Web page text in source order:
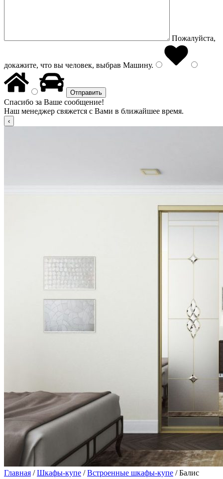
Пожалуйста,
докажите, что вы человек, выбрав Машину.
Спасибо за Ваше сообщение!
Наш менеджер свяжется с Вами в ближайшее время.
Главная /Шкафы-купе /Встроенные шкафы-купе / Балис